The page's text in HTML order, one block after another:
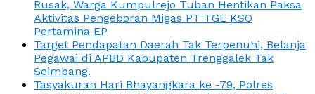
Rusak, Warga Kumpulrejo Tuban Hentikan Paksa
Aktivitas Pengeboran Migas PT TGE KSO
Pertamina EP
Target Pendapatan Daerah Tak Terpenuhi, Belanja
Pegawai di APBD Kabupaten Trenggalek Tak
Seimbang.
Tasyakuran Hari Bhayangkara ke -79, Polres